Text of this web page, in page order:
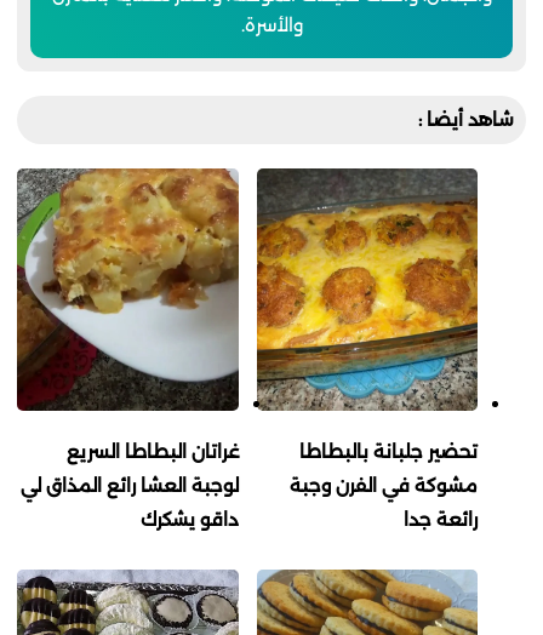
والأسرة.
شاهد أيضا :
تحضير جلبانة بالبطاطا
مشوكة في الفرن وجبة
رائعة جدا
غراتان البطاطا السريع
لوجبة العشا رائع المذاق لي
داقو يشكرك